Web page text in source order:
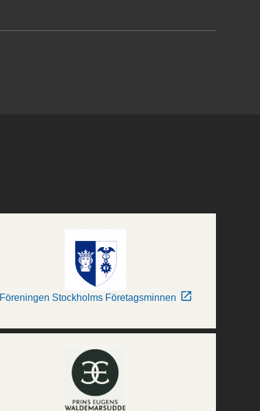
Föreningen Stockholms Företagsminnen